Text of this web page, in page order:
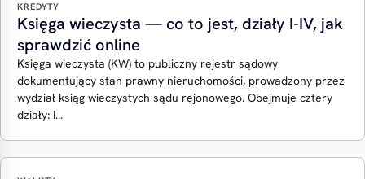
KREDYTY
Księga wieczysta — co to jest, działy I-IV, jak
sprawdzić online
Księga wieczysta (KW) to publiczny rejestr sądowy
dokumentujący stan prawny nieruchomości, prowadzony przez
wydział ksiąg wieczystych sądu rejonowego. Obejmuje cztery
działy: I…